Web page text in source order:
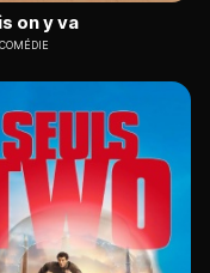
on y va
COMÉDIE